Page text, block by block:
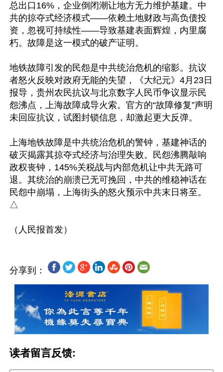
总出口16%，企业倒闭潮让地方无力维护基建。中
共的掠夺式经济模式——依赖土地财政与高负债投
资，忽视可持续性——导致基建表面辉煌，内里腐
朽。故障是这一模式的破产证明。
地铁故障引发的民怨是中共统治危机的缩影。抗议
者怒火反映对政府无能的失望，《大纪元》4月23日
报导，贵州农民抗议与北京数字人民币争议显示民
怨沸点，上海故障成导火索。官方的“故障修复”声明
未回应抗议，试图封锁信息，却激起更大反弹。
上海地铁故障是中共统治危机的警钟，基建神话的
破灭揭露其掠夺式经济与治理失败。民怨沸腾敲响
政权丧钟，145%关税战与内部危机让中共无路可
退。其统治的崩溃已无可挽回，中共的维稳神话在
民怨中崩塌，上海街头的怒火预示中共末日将至。
△
分享到：
读者留言反馈: